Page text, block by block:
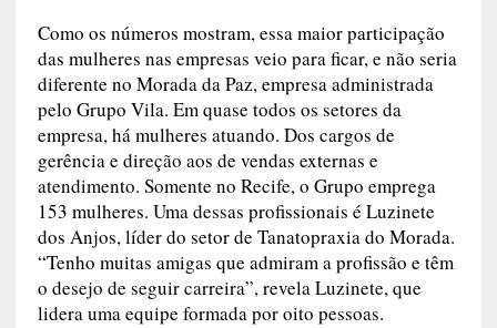
Como os números mostram, essa maior participação
das mulheres nas empresas veio para ficar, e não seria
diferente no Morada da Paz, empresa administrada
pelo Grupo Vila. Em quase todos os setores da
empresa, há mulheres atuando. Dos cargos de
gerência e direção aos de vendas externas e
atendimento. Somente no Recife, o Grupo emprega
153 mulheres. Uma dessas profissionais é Luzinete
dos Anjos, líder do setor de Tanatopraxia do Morada.
“Tenho muitas amigas que admiram a profissão e têm
o desejo de seguir carreira”, revela Luzinete, que
lidera uma equipe formada por oito pessoas.